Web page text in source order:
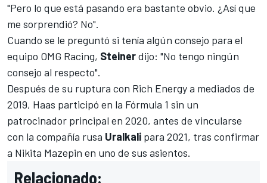
"Pero lo que está pasando era bastante obvio. ¿Así que
me sorprendió? No".
Cuando se le preguntó si tenía algún consejo para el
equipo OMG Racing, Steinerdijo: "No tengo ningún
consejo al respecto".
Después de su ruptura con Rich Energy a mediados de
2019, Haas participó en la Fórmula 1 sin un
patrocinador principal en 2020, antes de vincularse
con la compañía rusa Uralkali para 2021, tras confirmar
a Nikita Mazepin en uno de sus asientos.
Relacionado: